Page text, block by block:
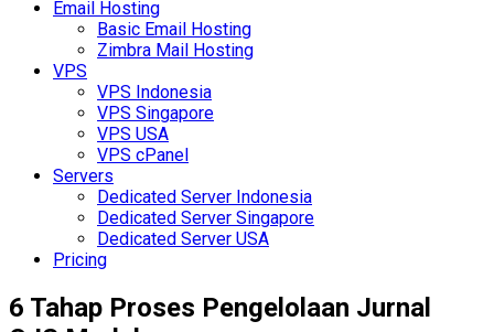
Email Hosting
Basic Email Hosting
Zimbra Mail Hosting
VPS
VPS Indonesia
VPS Singapore
VPS USA
VPS cPanel
Servers
Dedicated Server Indonesia
Dedicated Server Singapore
Dedicated Server USA
Pricing
6 Tahap Proses Pengelolaan Jurnal